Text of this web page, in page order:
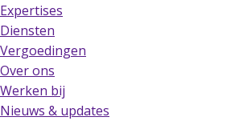
Expertises
Diensten
Vergoedingen
Over ons
Werken bij
Nieuws & updates